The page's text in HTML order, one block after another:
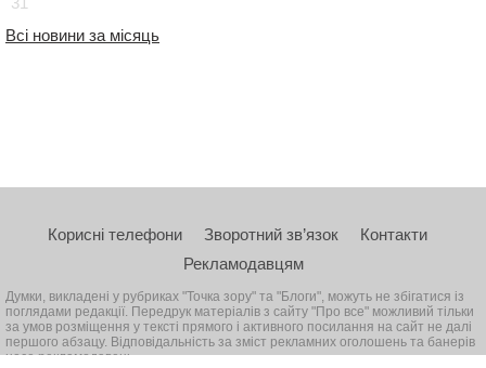
Всі новини за місяць
Корисні телефони Зворотний зв’язок
Контакти
Рекламодавцям
Думки, викладені у рубриках "Точка зору" та "Блоги", можуть не збігатися із
поглядами редакції. Передрук матеріалів з сайту "Про все" можливий тільки
за умов розміщення у тексті прямого і активного посилання на сайт не далі
першого абзацу. Відповідальність за зміст рекламних оголошень та банерів
несе рекламодавець